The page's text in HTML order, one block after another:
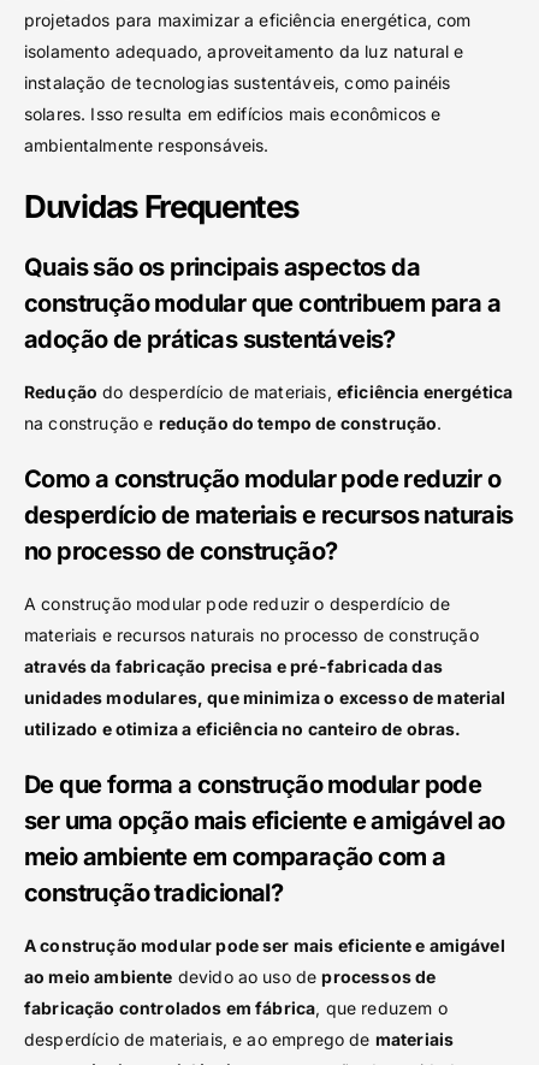
projetados para maximizar a eficiência energética, com
isolamento adequado, aproveitamento da luz natural e
instalação de tecnologias sustentáveis, como painéis
solares. Isso resulta em edifícios mais econômicos e
ambientalmente responsáveis.
Duvidas Frequentes
Quais são os principais aspectos da
construção modular que contribuem para a
adoção de práticas sustentáveis?
Redução do desperdício de materiais, eficiência energética
na construção e redução do tempo de construção.
Como a construção modular pode reduzir o
desperdício de materiais e recursos naturais
no processo de construção?
A construção modular pode reduzir o desperdício de
materiais e recursos naturais no processo de construção
através da fabricação precisa e pré-fabricada das
unidades modulares, que minimiza o excesso de material
utilizado e otimiza a eficiência no canteiro de obras.
De que forma a construção modular pode
ser uma opção mais eficiente e amigável ao
meio ambiente em comparação com a
construção tradicional?
A construção modular pode ser mais eficiente e amigável
ao meio ambiente devido ao uso deprocessos de
fabricação controlados em fábrica, que reduzem o
desperdício de materiais, e ao emprego de materiais